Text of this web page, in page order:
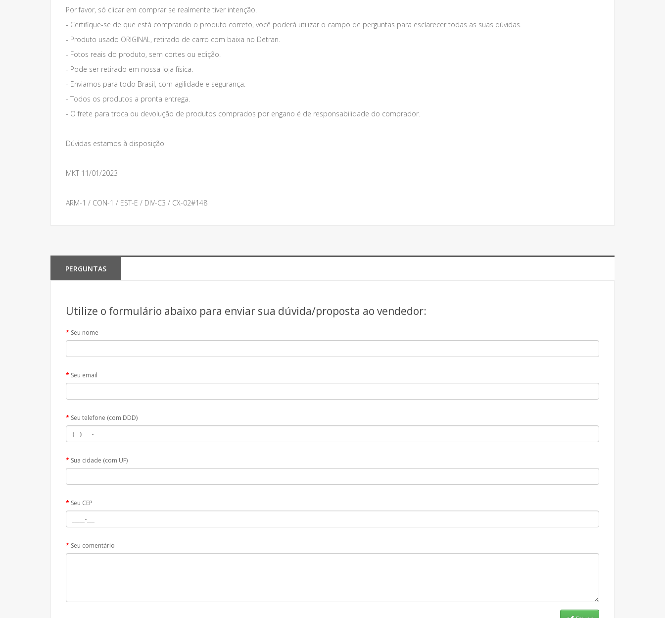
Por favor, só clicar em comprar se realmente tiver intenção.
- Certifique-se de que está comprando o produto correto, você poderá utilizar o campo de perguntas para esclarecer todas as suas dúvidas.
- Produto usado ORIGINAL, retirado de carro com baixa no Detran.
- Fotos reais do produto, sem cortes ou edição.
- Pode ser retirado em nossa loja física.
- Enviamos para todo Brasil, com agilidade e segurança.
- Todos os produtos a pronta entrega.
- O frete para troca ou devolução de produtos comprados por engano é de responsabilidade do comprador.
Dúvidas estamos à disposição
MKT 11/01/2023
ARM-1 / CON-1 / EST-E / DIV-C3 / CX-02#148
PERGUNTAS
Utilize o formulário abaixo para enviar sua dúvida/proposta ao vendedor:
Seu nome
Seu email
Seu telefone (com DDD)
Sua cidade (com UF)
Seu CEP
Seu comentário